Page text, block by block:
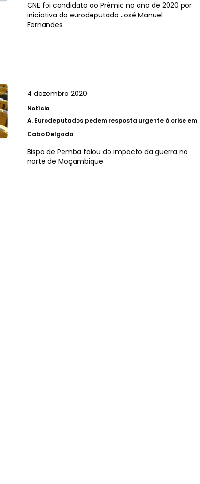
CNE foi candidato ao Prémio no ano de 2020 por
iniciativa do eurodeputado José Manuel
Fernandes.
4 dezembro 2020
Notícia
A. Eurodeputados pedem resposta urgente à crise em
Cabo Delgado
Bispo de Pemba falou do impacto da guerra no
norte de Moçambique